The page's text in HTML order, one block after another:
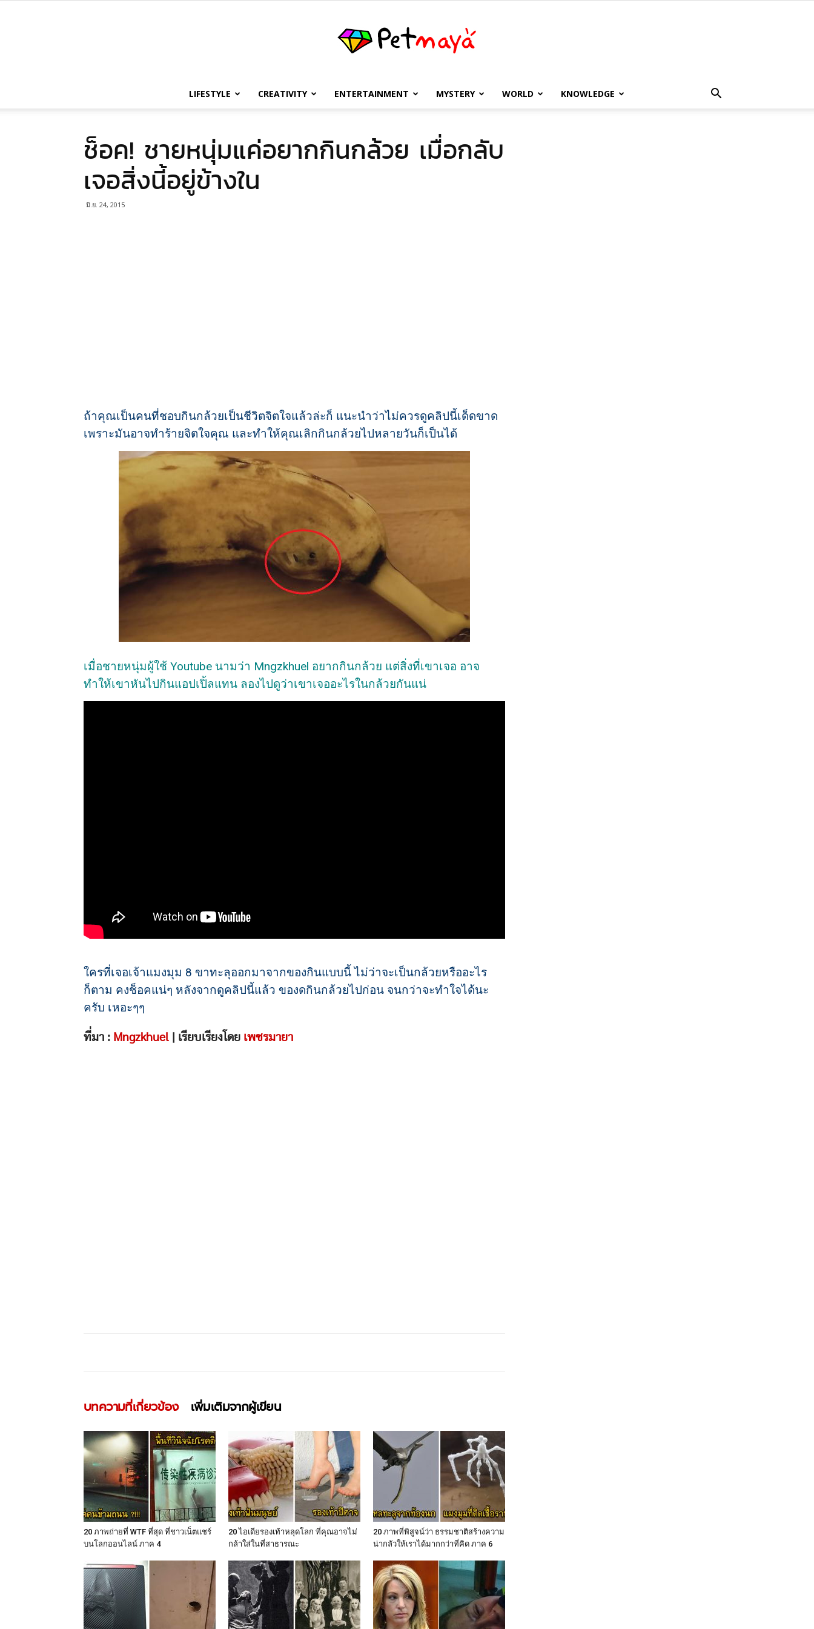
เพชร
LIFESTYLE CREATIVITY ENTERTAINMENT MYSTERY WORLD KNOWLEDGE
ช็อค! ชายหนุ่มแค่อยากกินกล้วย เมื่อกลับ
เจอสิ่งนี้อยู่ข้างใน
มิ.ย. 24, 2015
ถ้าคุณเป็นคนที่ชอบกินกล้วยเป็นชีวิตจิตใจแล้วล่ะก็ แนะนำว่าไม่ควรดูคลิปนี้เด็ดขาด
เพราะมันอาจทำร้ายจิตใจคุณ และทำให้คุณเลิกกินกล้วยไปหลายวันก็เป็นได้
เมื่อชายหนุ่มผู้ใช้ Youtube นามว่า Mngzkhuel อยากกินกล้วย แต่สิ่งที่เขาเจอ อาจ
ทำให้เขาหันไปกินแอปเปิ้ลแทน ลองไปดูว่าเขาเจออะไรในกล้วยกันแน่
ใครที่เจอเจ้าแมงมุม 8 ขาทะลุออกมาจากของกินแบบนี้ ไม่ว่าจะเป็นกล้วยหรืออะไร
ก็ตาม คงช็อคแน่ๆ หลังจากดูคลิปนี้แล้ว ของดกินกล้วยไปก่อน จนกว่าจะทำใจได้นะ
ครับ เหอะๆๆ
ที่มา : Mngzkhuel | เรียบเรียงโดย เพชรมายา
บทความที่เกี่ยวข้อง เพิ่มเติมจากผู้เขียน
20 ภาพถ่ายที่ WTF ที่สุด ที่ชาวเน็ตแชร์
บนโลกออนไลน์ ภาค 4
20 ไอเดียรองเท้าหลุดโลก ที่คุณอาจไม่
กล้าใส่ในที่สาธารณะ
20 ภาพที่พิสูจน์ว่า ธรรมชาติสร้างความ
น่ากลัวให้เราได้มากกว่าที่คิด ภาค 6